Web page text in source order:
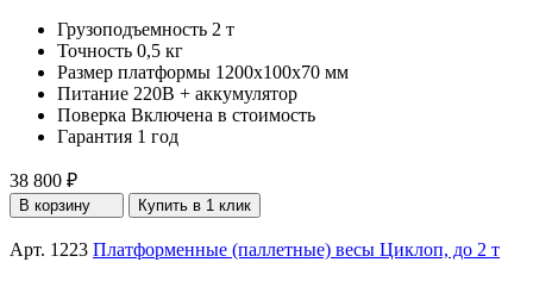
Грузоподъемность 2 т
Точность 0,5 кг
Размер платформы 1200x100х70 мм
Питание 220В + аккумулятор
Поверка Включена в стоимость
Гарантия 1 год
38 800 ₽
В корзину Купить в 1 клик
Арт. 1223 Платформенные (паллетные) весы Циклоп, до 2 т